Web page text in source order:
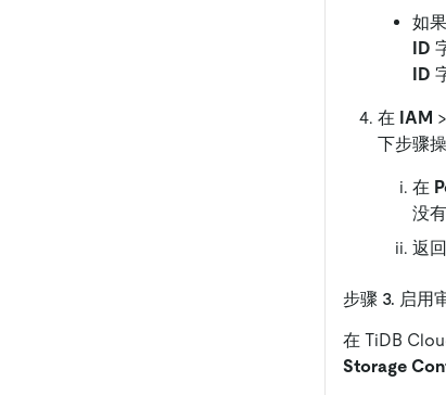
如
ID
ID
在 IAM >
下步骤操
在
没
返回
步骤 3. 启用
在 TiDB
Storage